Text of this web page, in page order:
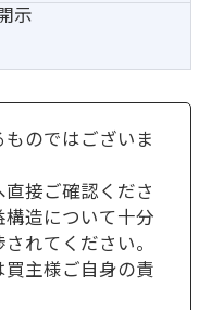
示
のではございま
接ご確認くださ
造について十分
れてください。
主様ご自身の責